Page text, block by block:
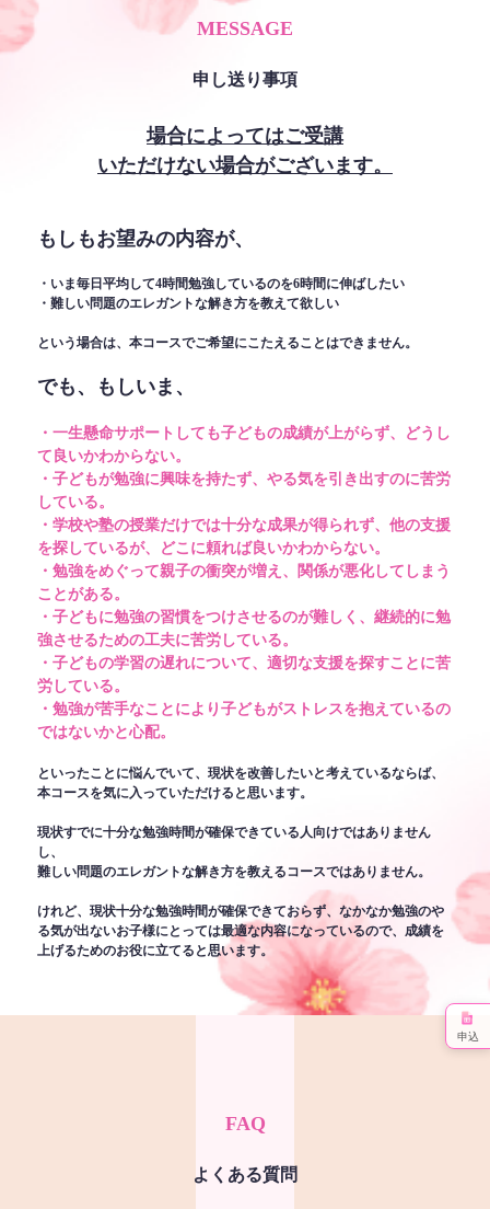
MESSAGE
申し送り事項
場合によってはご受講
いただけない場合がございます。
もしもお望みの内容が、
・いま毎日平均して4時間勉強しているのを6時間に伸ばしたい
・難しい問題のエレガントな解き方を教えて欲しい
という場合は、本コースでご希望にこたえることはできません。
でも、もしいま、
・一生懸命サポートしても子どもの成績が上がらず、どうし
て良いかわからない。
・子どもが勉強に興味を持たず、やる気を引き出すのに苦労
している。
・学校や塾の授業だけでは十分な成果が得られず、他の支援
を探しているが、どこに頼れば良いかわからない。
・勉強をめぐって親子の衝突が増え、関係が悪化してしまう
ことがある。
・子どもに勉強の習慣をつけさせるのが難しく、継続的に勉
強させるための工夫に苦労している。
・子どもの学習の遅れについて、適切な支援を探すことに苦
労している。
・勉強が苦手なことにより子どもがストレスを抱えているの
ではないかと心配。
といったことに悩んでいて、現状を改善したいと考えているならば、
本コースを気に入っていただけると思います。
現状すでに十分な勉強時間が確保できている人向けではありません
し、
難しい問題のエレガントな解き方を教えるコースではありません。
けれど、現状十分な勉強時間が確保できておらず、なかなか勉強のや
る気が出ないお子様にとっては最適な内容になっているので、成績を
上げるためのお役に立てると思います。
FAQ
よくある質問
申込